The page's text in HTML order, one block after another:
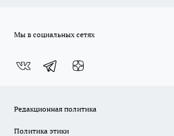
Мы в социальных сетях
Редакционная политика
Политика этики